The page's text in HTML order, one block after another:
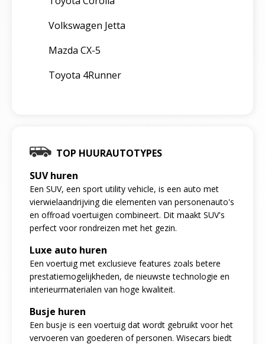
Volkswagen Jetta
Mazda CX-5
Toyota 4Runner
TOP HUURAUTOTYPES
SUV huren
Een SUV, een sport utility vehicle, is een auto met
vierwielaandrijving die elementen van personenauto's
en offroad voertuigen combineert. Dit maakt SUV's
perfect voor rondreizen met het gezin.
Luxe auto huren
Een voertuig met exclusieve features zoals betere
prestatiemogelijkheden, de nieuwste technologie en
interieurmaterialen van hoge kwaliteit.
Busje huren
Een busje is een voertuig dat wordt gebruikt voor het
vervoeren van goederen of personen. Wisecars biedt